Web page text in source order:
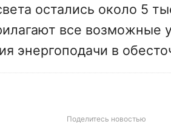
остались около 5
все возможные
энергоподачи в
Поделитесь новостью